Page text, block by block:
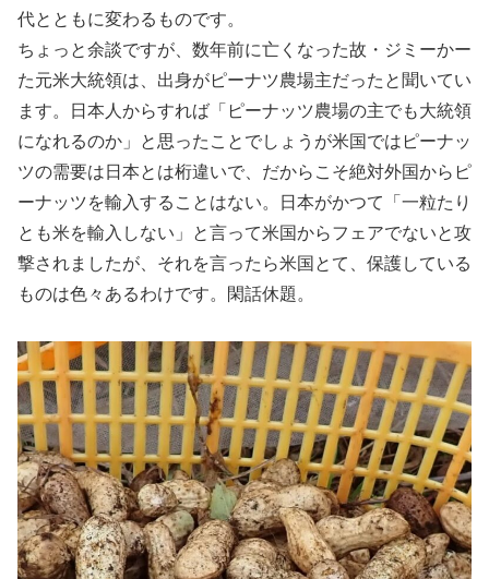
代とともに変わるものです。
ちょっと余談ですが、数年前に亡くなった故・ジミーかー
た元米大統領は、出身がピーナツ農場主だったと聞いてい
ます。日本人からすれば「ピーナッツ農場の主でも大統領
になれるのか」と思ったことでしょうが米国ではピーナッ
ツの需要は日本とは桁違いで、だからこそ絶対外国からピ
ーナッツを輸入することはない。日本がかつて「一粒たり
とも米を輸入しない」と言って米国からフェアでないと攻
撃されましたが、それを言ったら米国とて、保護している
ものは色々あるわけです。閑話休題。